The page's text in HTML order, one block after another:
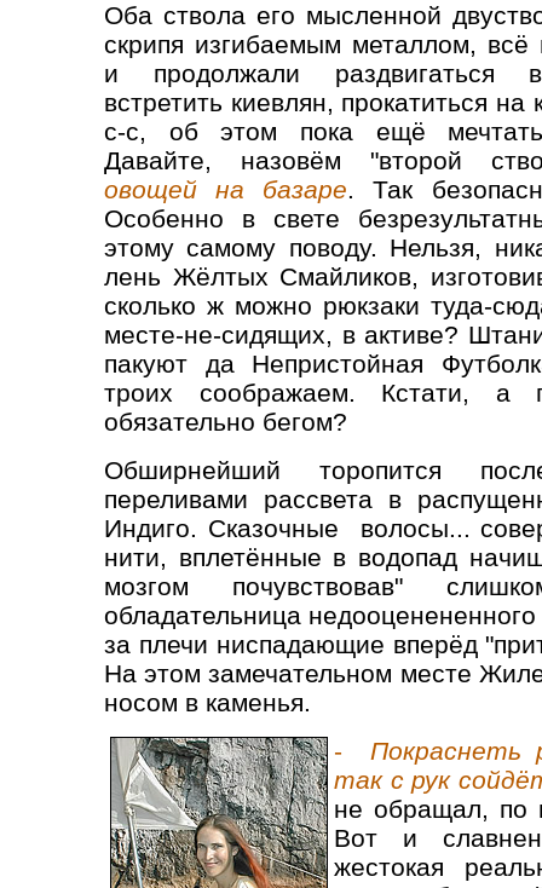
Оба ствола его мысленной
скрипя изгибаемым металлом, всё
и продолжали раздвигаться
встретить киевлян, прокатиться на
с-с, об этом пока ещё
Давайте, назовём "второй
овощей на базаре. Так
Особенно в свете
этому самому поводу. Нельзя,
лень Жёлтых Смайликов,
сколько ж можно рюкзаки туда-
месте-не-сидящих, в активе?
пакуют да Непристойная
троих соображаем. Кстати, а
обязательно бегом?
Обширнейший торопится
переливами рассвета в
Индиго. Сказочные волосы...
нити, вплетённые в водопад
мозгом почувствовав"
обладательница
за плечи ниспадающие вперёд
На этом замечательном месте
носом в каменья.
- Покраснеть
так с рук
не обращал, по
Вот и
жестокая